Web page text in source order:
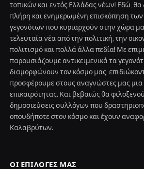
τοπικών και εντός Ελλάδας νέων! Εδώ, θα
πλήρη και ενημερωμένη επισκόπηση
γεγονότων που κυριαρχούν στην χώρα
τελευταία νέα από την πολιτική, την
πολιτισμό και πολλά άλλα πεδία! Με
παρουσιάζουμε αντικειμενικά τα
διαμορφώνουν τον κόσμο μας,
προσφέρουμε στους αναγνώστες μας μια
επικαιρότητας. Και βεβαιώς θα
δημοσιεύσεις συλλόγων που
οπουδήποτε στον κόσμο και έχουν
Καλαβρύτων.
ΟΙ ΕΠΙΛΟΓΈΣ ΜΑΣ